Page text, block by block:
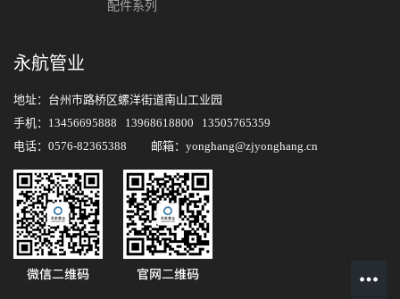
配件系列
永航管业
地址：台州市路桥区螺洋街道南山工业园
手机：13456695888 13968618800 13505765359
电话：0576-82365388 邮箱：yonghang@zjyonghang.cn